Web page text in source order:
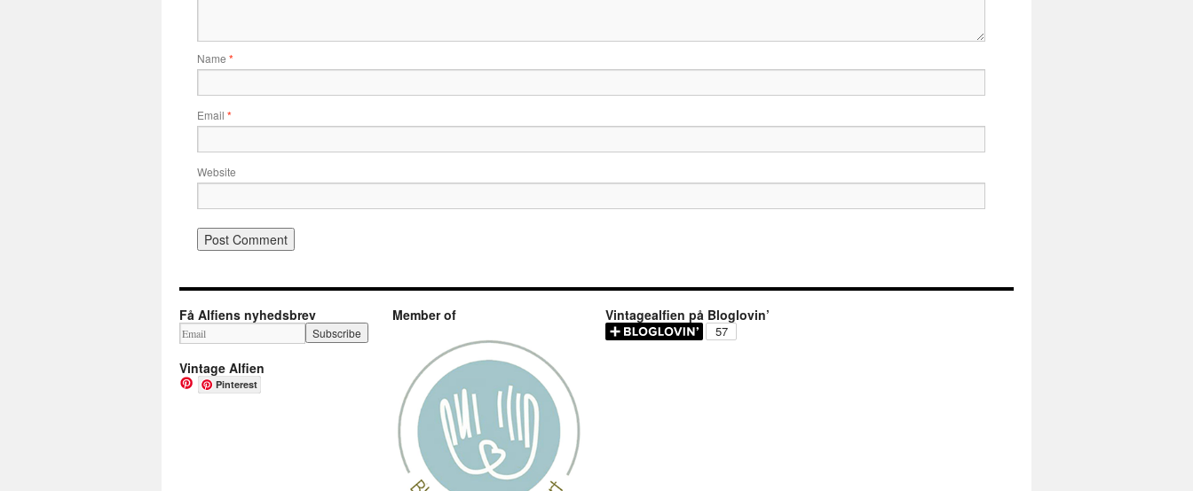
Name *
Email *
Website
Få Alfiens nyhedsbrev
Vintage Alfien
Pinterest
Member of Vintagealfien på Bloglovin’